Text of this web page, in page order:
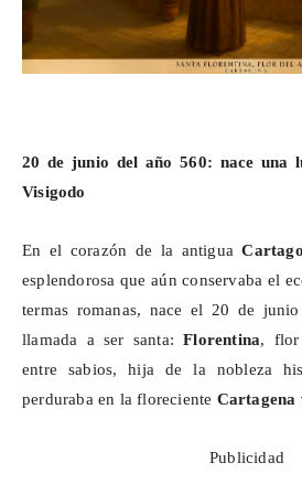
20 de junio del año 560: nace una
Visigodo
En el corazón de la antigua
esplendorosa que aún conservaba el
termas romanas, nace el 20 de
llamada a ser santa:Florentina, flor
entre sabios, hija de la nobleza
perduraba en la floreciente Cartagena
Publicidad